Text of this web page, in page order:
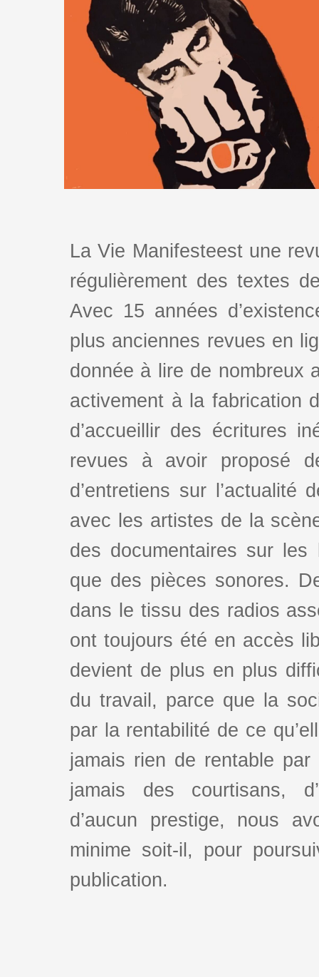
La Vie Manifesteest une
régulièrement des textes
Avec 15 années
plus anciennes revues en
donnée à lire de nombreux
activement à la fabrication
d’accueillir des écritures
revues à avoir proposé
d’entretiens sur l’actualité
avec les artistes de la
des documentaires sur
que des pièces sonores.
dans le tissu des radios
ont toujours été en accès
devient de plus en plus
du travail, parce que la
par la rentabilité de ce
jamais rien de rentable
jamais des courtisans,
d’aucun prestige, nous
minime soit-il, pour
publication.